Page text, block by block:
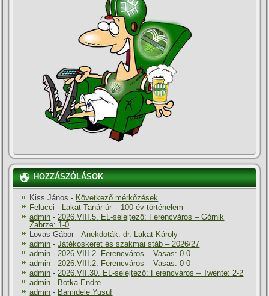
HOZZÁSZÓLÁSOK
Kiss János - Következő mérkőzések
Felucci - Lakat Tanár úr – 100 év történelem
admin -2026.VIII.5. EL-selejtező: Ferencváros – Górnik
Zabrze: 1-0
Lovas Gábor -Anekdoták: dr. Lakat Károly
admin -Játékoskeret és szakmai stáb – 2026/27
admin -2026.VIII.2. Ferencváros – Vasas: 0-0
admin -2026.VIII.2. Ferencváros – Vasas: 0-0
admin -2026.VII.30. EL-selejtező: Ferencváros – Twente: 2-2
admin - Botka Endre
admin - Bamidele Yusuf